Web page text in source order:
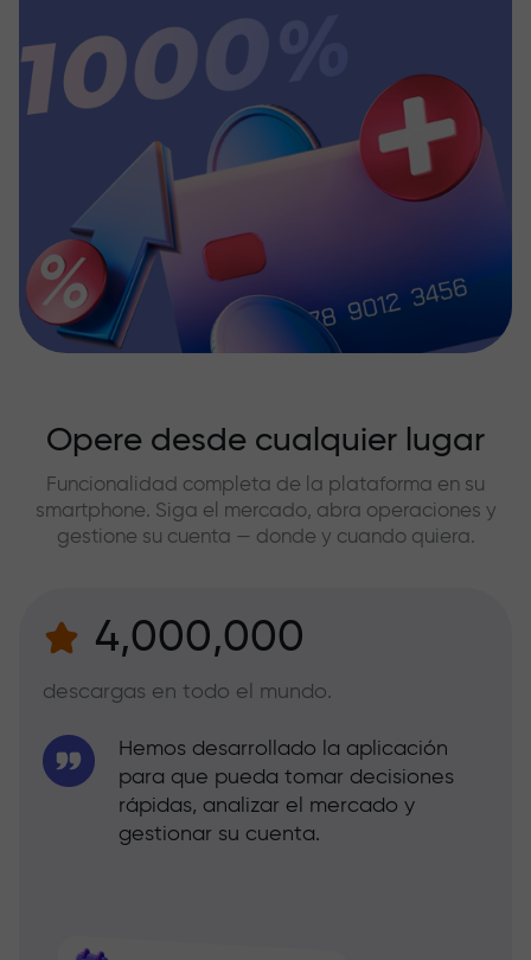
Opere desde cualquier lugar
Funcionalidad completa de la plataforma en su
smartphone. Siga el mercado, abra operaciones y
gestione su cuenta — donde y cuando quiera.
4,000,000
descargas en todo el mundo.
Hemos desarrollado la aplicación
para que pueda tomar decisiones
rápidas, analizar el mercado y
gestionar su cuenta.